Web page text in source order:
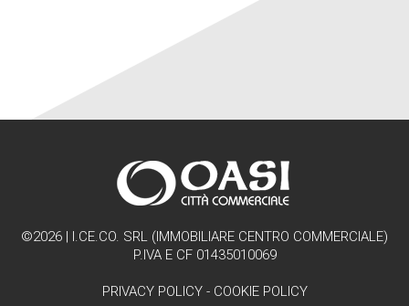
©2026 | I.CE.CO. SRL (IMMOBILIARE CENTRO COMMERCIALE)
P.IVA E CF 01435010069
PRIVACY POLICY- COOKIE POLICY